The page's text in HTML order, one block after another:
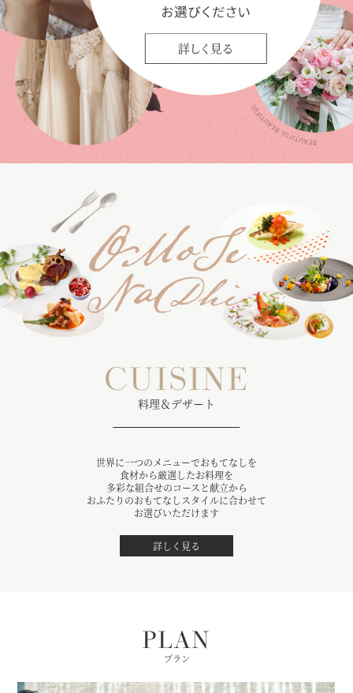
CUISINE
料理＆デザート
世界に一つのメニューでおもてなしを
食材から厳選したお料理を
多彩な組合せのコースと献立から
おふたりのおもてなしスタイルに合わせて
お選びいただけます
詳しく見る
PLAN
プラン